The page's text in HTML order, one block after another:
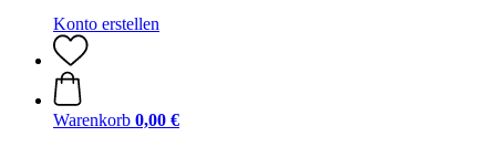
Konto erstellen
Warenkorb 0,00 €